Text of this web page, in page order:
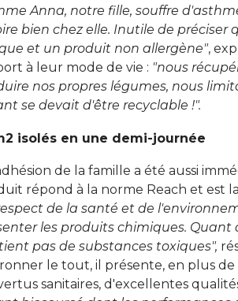
Anna, notre fille, souffre
bien chez elle. Inutile de
et un produit non allergène",
à leur mode de vie : "nous
nos propres légumes, nous
se devait d'être recyclable !".
isolés en une demi-journée
de la famille a été aussi
répond à la norme Reach et est
de la santé et de
les produits chimiques.
pas de substances toxiques",
le tout, il présente, en plus
sanitaires, d'excellentes